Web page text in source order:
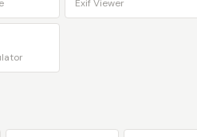
Exif Viewer